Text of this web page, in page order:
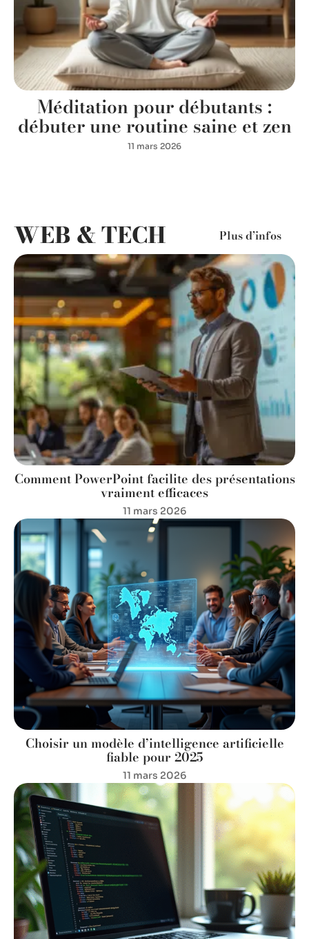
Méditation pour débutants :
débuter une routine saine et zen
11 mars 2026
WEB & TECH Plus d’infos
Comment PowerPoint facilite des présentations
vraiment efficaces
11 mars 2026
Choisir un modèle d’intelligence artificielle
fiable pour 2025
11 mars 2026